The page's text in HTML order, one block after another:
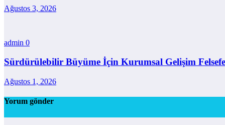
Ağustos 3, 2026
admin 0
Sürdürülebilir Büyüme İçin Kurumsal Gelişim
Ağustos 1, 2026
Yorum gönder